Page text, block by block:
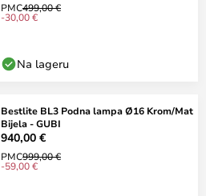
PMC499,00 €
-30,00 €
Na lageru
Bestlite BL3 Podna lampa Ø16 Krom/Mat
Bijela - GUBI
940,00 €
PMC999,00 €
-59,00 €